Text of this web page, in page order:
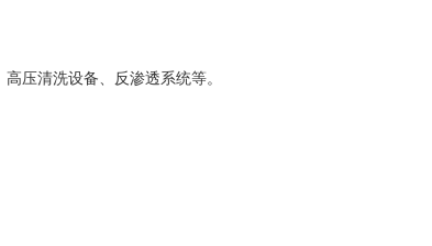
压清洗设备、反渗透系统等。